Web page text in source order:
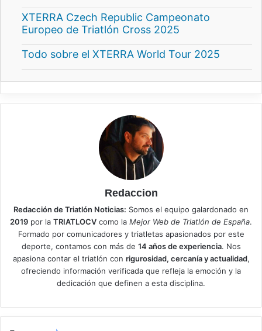
XTERRA Czech Republic Campeonato
Europeo de Triatlón Cross 2025
Todo sobre el XTERRA World Tour 2025
Redaccion
Redacción de Triatlón Noticias: Somos el equipo galardonado en
2019 por la TRIATLOCV como la Mejor Web de Triatlón de España.
Formado por comunicadores y triatletas apasionados por este
deporte, contamos con más de 14 años de experiencia. Nos
apasiona contar el triatlón con rigurosidad, cercanía y actualidad,
ofreciendo información verificada que refleja la emoción y la
dedicación que definen a esta disciplina.